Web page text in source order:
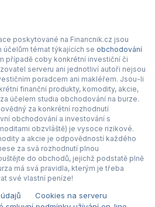
poskytované na Financnik.cz jsou
účelům témat týkajících se obchodování
případě coby konkrétní investiční či
serveru ani jednotliví autoři nejsou
poradcem ani makléřem. Jsou-li
finanční produkty, komodity, akcie,
účelem studia obchodování na burze.
za konkrétní rozhodnutí
obchodování a investování s
obzvláště) je vysoce rizikové.
a akcie je odpovědností každého
za svá rozhodnutí plnou
do obchodů, jejichž podstatě plně
má svá pravidla, kterým je třeba
své vlastní peníze!
Cookies na serveru